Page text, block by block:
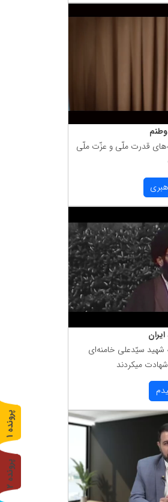
قدرت ملّی و عزّت ملّی
سیّدعلی خامنه‌ای
میكردند
پ
ر
و
ن
د
ه
1
پ
ر
و
ن
د
ه
2